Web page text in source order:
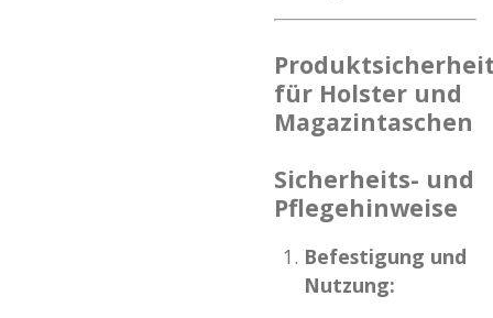
für Holster und
Magazintaschen
Sicherheits- und
Pflegehinweise
Befestigung und
Nutzung: